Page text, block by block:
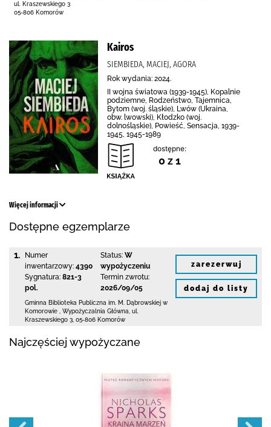
ul. Kraszewskiego 3
05-806 Komorów
Kairos
SIEMBIEDA, MACIEJ, AGORA
Rok wydania: 2024.
II wojna światowa (1939-1945), Kopalnie
podziemne, Rodzeństwo, Tajemnica,
Bytom (woj. śląskie), Lwów (Ukraina,
obw. lwowski), Kłodzko (woj.
dolnośląskie), Powieść, Sensacja, 1939-
1945, 1945-1989
dostępne:
0 z 1
Więcej informacji
Dostępne egzemplarze
1.
Numer
inwentarzowy: 4390
Sygnatura: 821-3
pol.
Status: W
wypożyczeniu
Termin zwrotu:
2026/09/05
Gminna Biblioteka Publiczna im. M. Dąbrowskiej w
Komorowie
Wypożyczalnia Główna, ul.
Kraszewskiego 3 05-806 Komorów
zarezerwuj
dodaj do listy
Najczęściej wypożyczane